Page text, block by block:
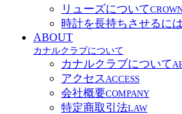
リューズについて
時計を長持ちさせるに
ABOUT
カナルクラブについて
カナルクラブについて
アクセス ACCESS
会社概要COMPANY
特定商取引法LAW